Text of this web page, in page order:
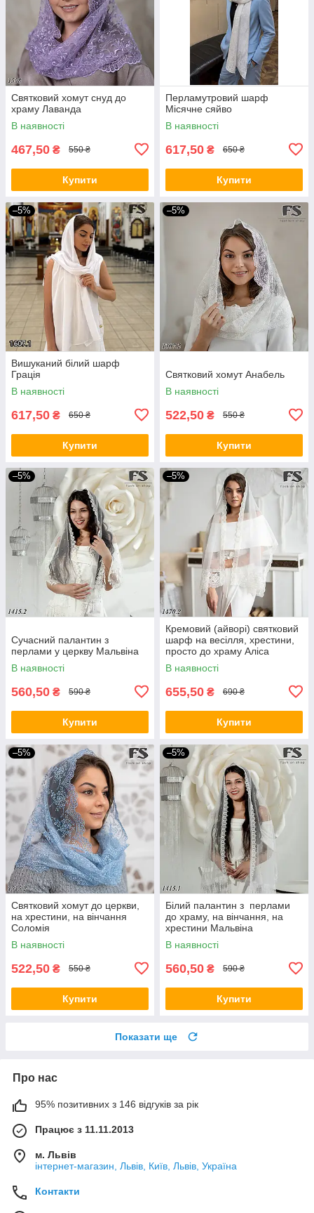
Святковий хомут снуд до
храму Лаванда
В наявності
467,50 ₴ 550 ₴
Купити
Перламутровий шарф
Місячне сяйво
В наявності
617,50 ₴ 650 ₴
Купити
–5%
Вишуканий білий шарф
Грація
В наявності
617,50 ₴ 650 ₴
Купити
–5%
Святковий хомут Анабель
В наявності
522,50 ₴ 550 ₴
Купити
–5%
Сучасний палантин з
перлами у церкву Мальвіна
В наявності
560,50 ₴ 590 ₴
Купити
–5%
Кремовий (айворі) святковий
шарф на весілля, хрестини,
просто до храму Аліса
В наявності
655,50 ₴ 690 ₴
Купити
–5%
Святковий хомут до церкви,
на хрестини, на вінчання
Соломія
В наявності
522,50 ₴ 550 ₴
Купити
–5%
Білий палантин з перлами
до храму, на вінчання, на
хрестини Мальвіна
В наявності
560,50 ₴ 590 ₴
Купити
Показати ще
Про нас
95% позитивних з 146 відгуків за рік
Працює з 11.11.2013
м. Львів
інтернет-магазин, Львів, Київ, Львів, Україна
Контакти